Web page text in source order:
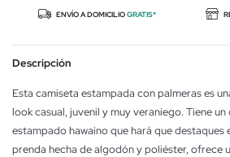
ENVÍO A DOMICILIOGRATIS*
Descripción
Esta camiseta estampada con palmeras es
look casual, juvenil y muy veraniego. Tiene
estampado hawaino que hará que destaques
prenda hecha de algodón y poliéster, ofrece